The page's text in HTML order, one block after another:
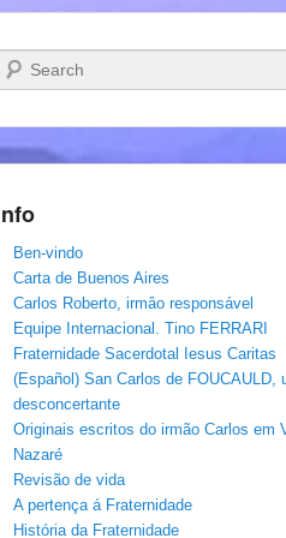
Pesquisar…
Ben-vindo
Carta de Buenos Aires
Carlos Roberto, irmâo responsável
Equipe Internacional. Tino FERRARI
Fraternidade Sacerdotal Iesus Caritas
(Español) San Carlos de FOUCAULD,
desconcertante
Originais escritos do irmão Carlos em
Nazaré
Revisão de vida
A pertença á Fraternidade
História da Fraternidade